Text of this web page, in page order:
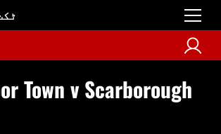
Town v Scarborough